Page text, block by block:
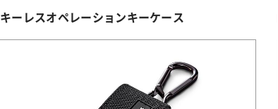
キーレスオペレーションキーケース